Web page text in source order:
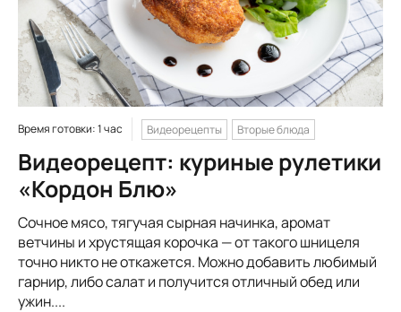
Время готовки: 1 час Видеорецепты Вторые блюда
Видеорецепт: куриные рулетики
«Кордон Блю»
Сочное мясо, тягучая сырная начинка, аромат
ветчины и хрустящая корочка — от такого шницеля
точно никто не откажется. Можно добавить любимый
гарнир, либо салат и получится отличный обед или
ужин....